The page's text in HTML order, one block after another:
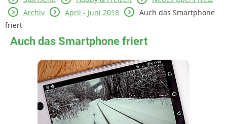
Spiel & Spaß
Mitreden & Mitmachen
Archiv
April - Juni 2018
Auch das Smartphone
friert
Auch das Smartphone friert